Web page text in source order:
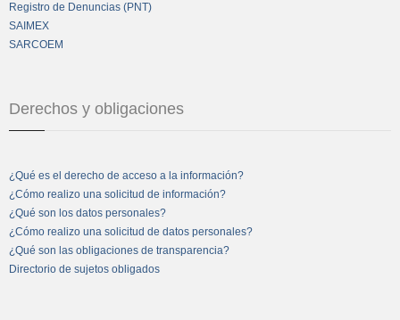
Registro de Denuncias (PNT)
SAIMEX
SARCOEM
Derechos y obligaciones
¿Qué es el derecho de acceso a la información?
¿Cómo realizo una solicitud de información?
¿Qué son los datos personales?
¿Cómo realizo una solicitud de datos personales?
¿Qué son las obligaciones de transparencia?
Directorio de sujetos obligados